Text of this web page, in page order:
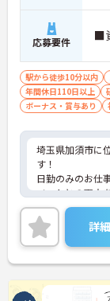
常時2～4名の
配置や夜間複数
追われることな
ご自身の理想と
います。
応募要件 ■
駅から徒歩10分以内
年間休日110日以上
ボーナス・賞与あり
埼玉県加須市に
す！
日勤のみのお仕
ベートとの両立
最寄駅から徒歩
制度があり、頑
れます。さらに
です◎
こちらの求人に
ントもお伝えし
ます。
詳